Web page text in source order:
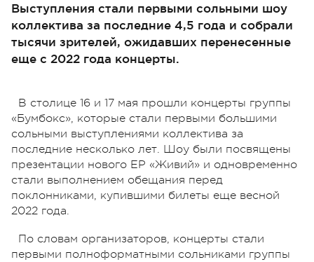
Выступления стали первыми сольными шоу
коллектива за последние 4,5 года и собрали
тысячи зрителей, ожидавших перенесенные
еще с 2022 года концерты.
В столице 16 и 17 мая прошли концерты группы
«Бумбокс», которые стали первыми большими
сольными выступлениями коллектива за
последние несколько лет. Шоу были посвящены
презентации нового EP «Живий» и одновременно
стали выполнением обещания перед
поклонниками, купившими билеты еще весной
2022 года.
По словам организаторов, концерты стали
первыми полноформатными сольниками группы